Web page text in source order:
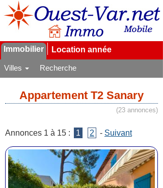
Immobilier Location année
Villes Recherche
Appartement T2 Sanary
(23 annonces)
Annonces 1 à 15 : 1 2 - Suivant